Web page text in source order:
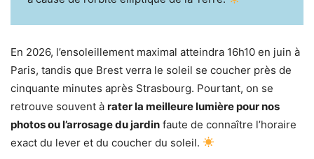
En 2026, l’ensoleillement maximal atteindra 16h10 en juin à
Paris, tandis que Brest verra le soleil se coucher près de
cinquante minutes après Strasbourg. Pourtant, on se
retrouve souvent à rater la meilleure lumière pour nos
photos ou l’arrosage du jardin faute de connaître l’horaire
exact du lever et du coucher du soleil.